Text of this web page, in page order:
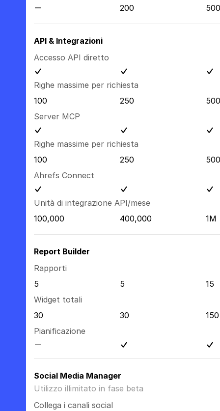
200
500
API & Integrazioni
Accesso API diretto
Righe massime per richiesta
100
250
500
Server MCP
Righe massime per richiesta
100
250
500
Ahrefs Connect
Unità di integrazione API/mese
100,000
400,000 1M
Report Builder
Rapporti
5
5
15
Widget totali
30
30
150
Pianificazione
Social Media Manager
Utilizzo illimitato in fase beta
Collega i canali social